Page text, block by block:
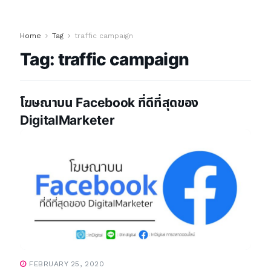
Home Tag traffic campaign
Tag: traffic campaign
โฆษณาบน Facebook ที่ดีที่สุดของ
DigitalMarketer
FEBRUARY 25, 2020